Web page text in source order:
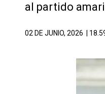
al partido
02 DE JUNIO, 2026 |